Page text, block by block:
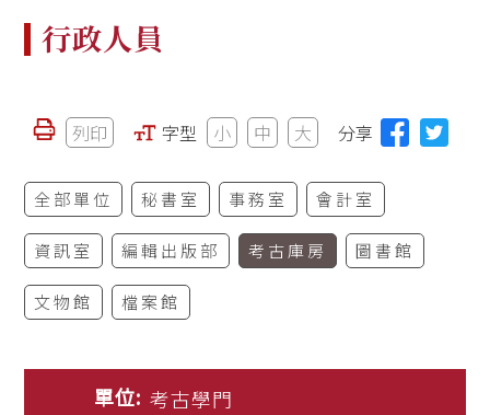
行政人員
列印 字型 小 中 大 分享
全部單位 秘書室 事務室 會計室
資訊室 編輯出版部 考古庫房 圖書館
文物館 檔案館
考古學門